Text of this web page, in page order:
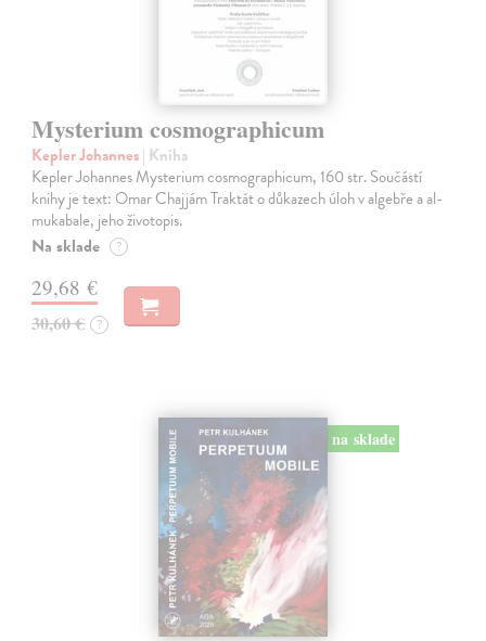
Mysterium cosmographicum
Kepler Johannes| Kniha
Kepler Johannes Mysterium cosmographicum, 160 str. Součástí
knihy je text: Omar Chajjám Traktát o důkazech úloh v algebře a al-
mukabale, jeho životopis.
Na sklade ?
29,68 €
30,60 € ?
na sklade